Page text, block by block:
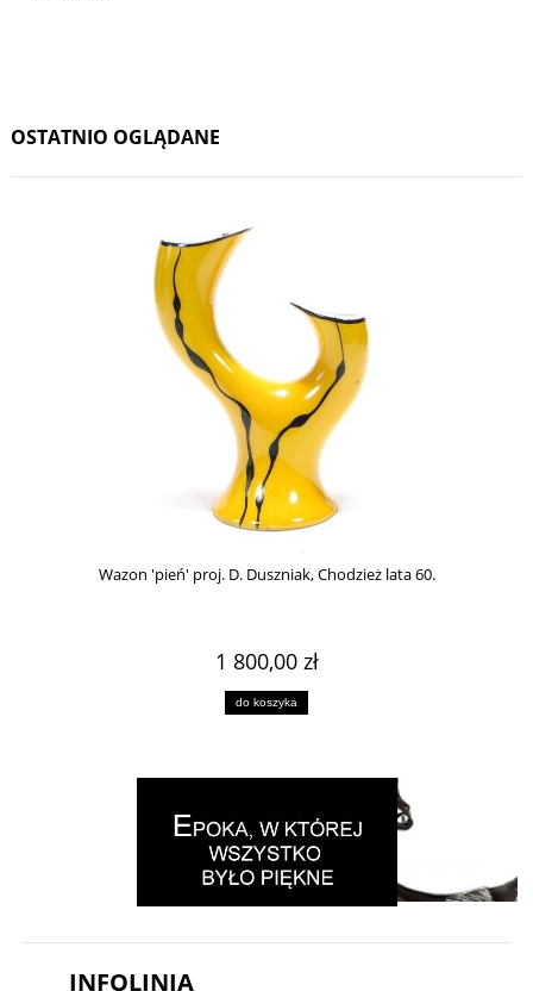
OSTATNIO OGLĄDANE
Wazon 'pień' proj. D. Duszniak, Chodzież lata 60.
1 800,00 zł
do koszyka
INFOLINIA